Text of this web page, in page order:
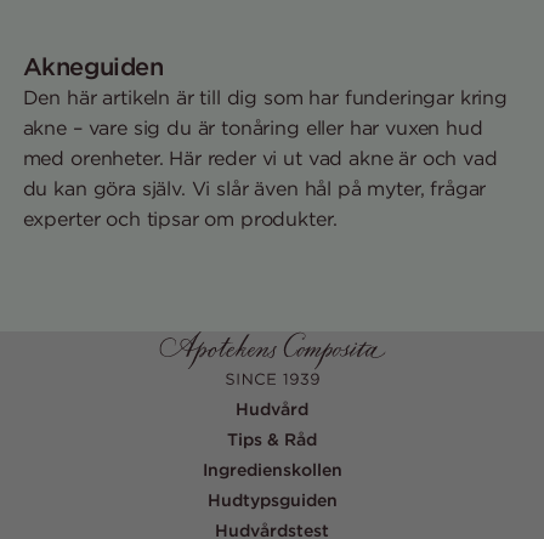
Akneguiden
Den här artikeln är till dig som har funderingar kring
akne – vare sig du är tonåring eller har vuxen hud
med orenheter. Här reder vi ut vad akne är och vad
du kan göra själv. Vi slår även hål på myter, frågar
experter och tipsar om produkter.
Hudvård
Tips & Råd
Ingredienskollen
Hudtypsguiden
Hudvårdstest